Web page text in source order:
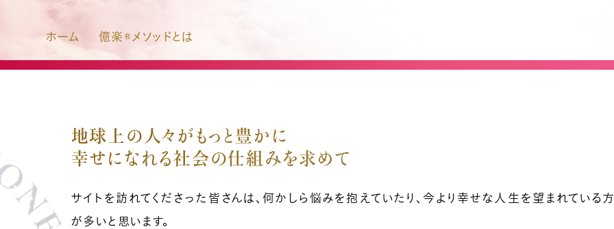
ホーム 億楽®メソッドとは
地球上の人々がもっと豊かに
幸せになれる社会の仕組みを求めて
サイトを訪れてくださった皆さんは、何かしら悩みを抱えていたり、今より幸せな人生を望まれている
が多いと思います。